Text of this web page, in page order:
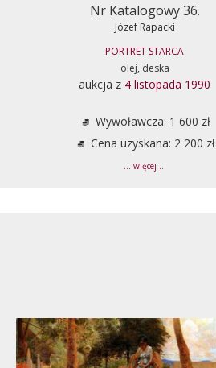
Nr Katalogowy 36.
Józef Rapacki
PORTRET STARCA
olej, deska
aukcja z 4 listopada 1990
Wywoławcza: 1 600 zł
Cena uzyskana: 2 200 zł
... więcej ...